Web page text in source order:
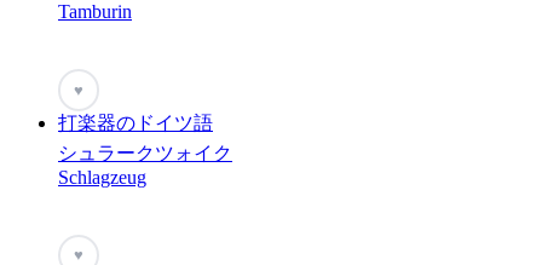
Tamburin
♥
打楽器のドイツ語
シュラークツォイク
Schlagzeug
♥